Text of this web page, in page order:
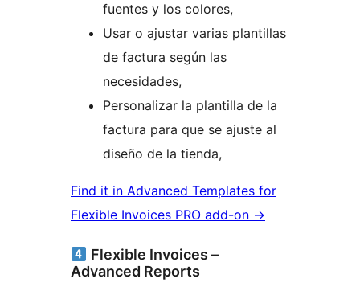
fuentes y los colores,
Usar o ajustar varias plantillas
de factura según las
necesidades,
Personalizar la plantilla de la
factura para que se ajuste al
diseño de la tienda,
Find it in Advanced Templates for
Flexible Invoices PRO add-on →
Flexible Invoices –
Advanced Reports